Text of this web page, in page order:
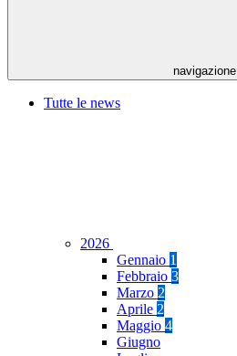
navigazione
Tutte le news
2026
Gennaio 1
Febbraio 3
Marzo 2
Aprile 2
Maggio 4
Giugno